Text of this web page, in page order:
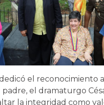
el reconocimiento
padre, el dramaturgo
la integridad como